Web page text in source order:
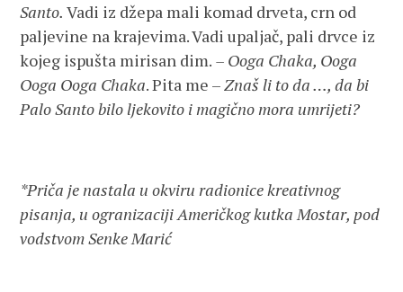
Santo. Vadi iz džepa mali komad drveta, crn od
paljevine na krajevima. Vadi upaljač, pali drvce iz
kojeg ispušta mirisan dim. – Ooga Chaka, Ooga
Ooga Ooga Chaka. Pita me –Znaš li to da …, da bi
Palo Santo bilo ljekovito i magično mora umrijeti?
*Priča je nastala u okviru radionice kreativnog
pisanja, u ogranizaciji Američkog kutka Mostar, pod
vodstvom Senke Marić